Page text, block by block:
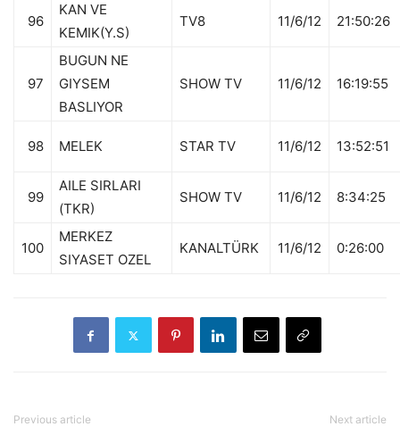
96
KAN VE
KEMIK(Y.S)
TV8 11/6/12 21:50:26
97
BUGUN NE
GIYSEM
BASLIYOR
SHOW TV 11/6/12 16:19:55
98 MELEK STAR TV 11/6/12 13:52:51
99
AILE SIRLARI
(TKR)
SHOW TV 11/6/12 8:34:25
100
MERKEZ
SIYASET OZEL
KANALTÜRK 11/6/12 0:26:00
Previous article Next article